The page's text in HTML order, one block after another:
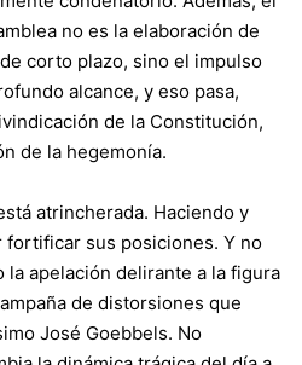
no es la elaboración de
corto plazo, sino el impulso
alcance, y eso pasa,
de la Constitución,
de la hegemonía.
atrincherada. Haciendo y
fortificar sus posiciones. Y no
la apelación delirante a la figura
de distorsiones que
José Goebbels. No